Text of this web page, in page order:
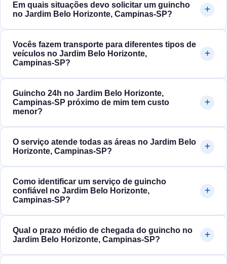
Em quais situações devo solicitar um guincho
no Jardim Belo Horizonte, Campinas‑SP?
Vocês fazem transporte para diferentes tipos de
veículos no Jardim Belo Horizonte,
Campinas‑SP?
Guincho 24h no Jardim Belo Horizonte,
Campinas‑SP próximo de mim tem custo
menor?
O serviço atende todas as áreas no Jardim Belo
Horizonte, Campinas‑SP?
Como identificar um serviço de guincho
confiável no Jardim Belo Horizonte,
Campinas‑SP?
Qual o prazo médio de chegada do guincho no
Jardim Belo Horizonte, Campinas‑SP?